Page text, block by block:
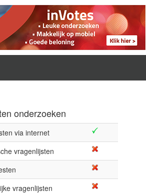
onderzoeken
via internet
vragenlijsten
vragenlijsten